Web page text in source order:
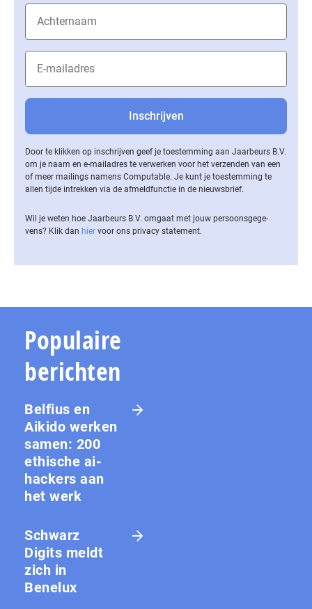
Door te klikken op inschrijven geef je toestemming aan Jaarbeurs B.V.
om je naam en e-mailadres te verwerken voor het verzenden van een
of meer mailings namens Computable. Je kunt je toestemming te
allen tijde intrekken via de af­meld­func­tie in de nieuwsbrief.
Wil je weten hoe Jaarbeurs B.V. omgaat met jouw per­soons­ge­ge­
vens? Klik dan hier voor ons privacy statement.
Populaire
berichten
Belfius en
Aikido werken
samen: 200
ethische ai-
hackers aan
het werk
Schwarz
Digits meldt
zich in
Benelux